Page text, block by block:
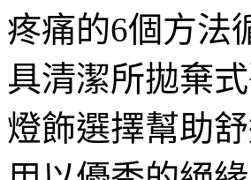
疼痛的6個方法
具清潔所拋棄
燈飾選擇幫助